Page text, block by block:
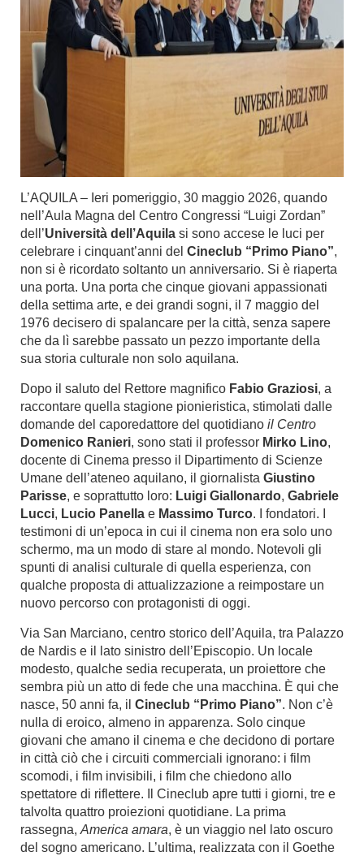
L’AQUILA – Ieri pomeriggio, 30 maggio 2026, quando
nell’Aula Magna del Centro Congressi “Luigi Zordan”
dell’Università dell’Aquila si sono accese le luci per
celebrare i cinquant’anni del Cineclub “Primo Piano”,
non si è ricordato soltanto un anniversario. Si è riaperta
una porta. Una porta che cinque giovani appassionati
della settima arte, e dei grandi sogni, il 7 maggio del
1976 decisero di spalancare per la città, senza sapere
che da lì sarebbe passato un pezzo importante della
sua storia culturale non solo aquilana.
Dopo il saluto del Rettore magnifico Fabio Graziosi, a
raccontare quella stagione pionieristica, stimolati dalle
domande del caporedattore del quotidiano il Centro
Domenico Ranieri, sono stati il professor Mirko Lino,
docente di Cinema presso il Dipartimento di Scienze
Umane dell’ateneo aquilano, il giornalista Giustino
Parisse, e soprattutto loro: Luigi Giallonardo, Gabriele
Lucci, Lucio Panella e Massimo Turco. I fondatori. I
testimoni di un’epoca in cui il cinema non era solo uno
schermo, ma un modo di stare al mondo. Notevoli gli
spunti di analisi culturale di quella esperienza, con
qualche proposta di attualizzazione a reimpostare un
nuovo percorso con protagonisti di oggi.
Via San Marciano, centro storico dell’Aquila, tra Palazzo
de Nardis e il lato sinistro dell’Episcopio. Un locale
modesto, qualche sedia recuperata, un proiettore che
sembra più un atto di fede che una macchina. È qui che
nasce, 50 anni fa, il Cineclub “Primo Piano”. Non c’è
nulla di eroico, almeno in apparenza. Solo cinque
giovani che amano il cinema e che decidono di portare
in città ciò che i circuiti commerciali ignorano: i film
scomodi, i film invisibili, i film che chiedono allo
spettatore di riflettere. Il Cineclub apre tutti i giorni, tre e
talvolta quattro proiezioni quotidiane. La prima
rassegna, America amara, è un viaggio nel lato oscuro
del sogno americano. L’ultima, realizzata con il Goethe